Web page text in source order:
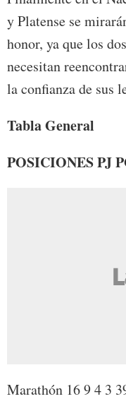
y Platense se
honor, ya que los
necesitan
la confianza de sus
Tabla General
POSICIONES PJ
Marathón 16 9 4 3